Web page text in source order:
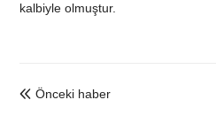
kalbiyle olmuştur.
 Önceki haber